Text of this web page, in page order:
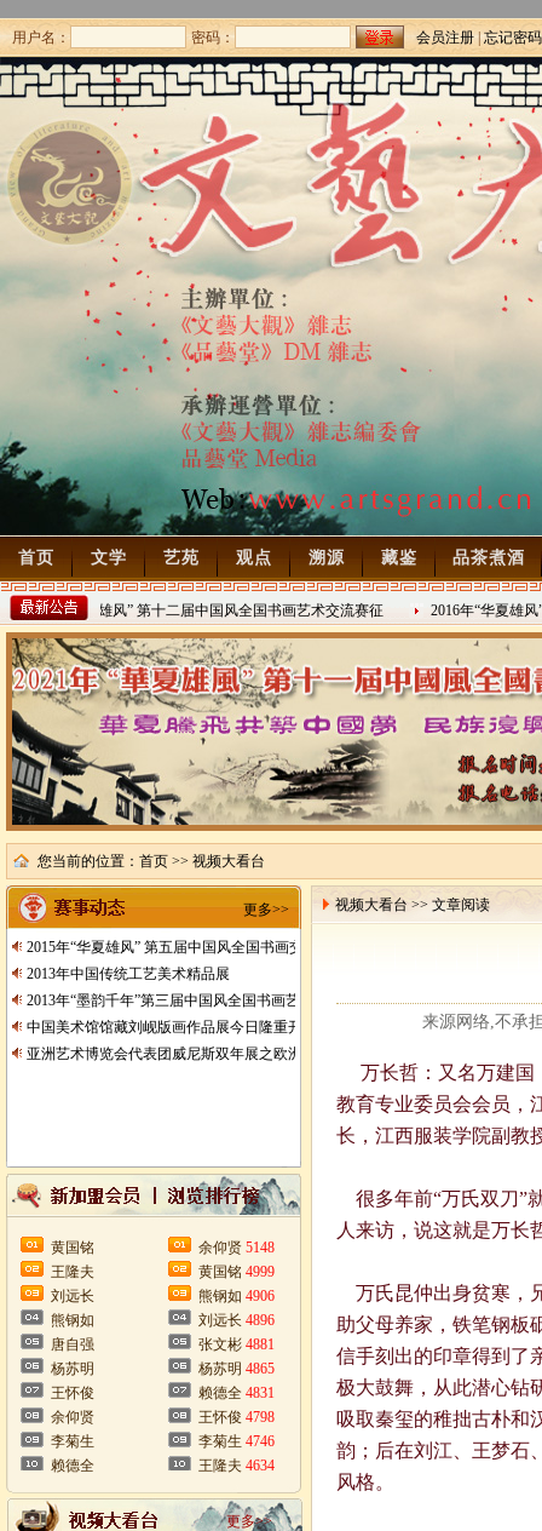
用户名： 密码： 会员注册|忘记密码
首页 文学 艺苑 观点 溯源 藏鉴 品茶煮酒
2022年“华夏雄风” 第十二届中国风全国书画艺术交流赛征
2021/8/15
2016年“华夏雄风”
2016/8/27
您当前的位置： 首页 >> 视频大看台
更多>>
2015年“华夏雄风” 第五届中国风全国书画交流赛暨纪念抗日战争胜利70周年书画
2013年中国传统工艺美术精品展
2013年“墨韵千年”第三届中国风全国书画艺术交流赛征稿
中国美术馆馆藏刘岘版画作品展今日隆重开展
亚洲艺术博览会代表团威尼斯双年展之欧洲行
黄国铭
王隆夫
刘远长
熊钢如
唐自强
杨苏明
王怀俊
余仰贤
李菊生
赖德全
余仰贤 5148
黄国铭 4999
熊钢如 4906
刘远长 4896
张文彬 4881
杨苏明 4865
赖德全 4831
王怀俊 4798
李菊生 4746
王隆夫 4634
更多>>
视频大看台 >> 文章阅读
来源网络,不承
万长哲：又名万建国
教育专业委员会会员，
长，江西服装学院副
很多年前“万氏双刀”
人来访，说这就是
万氏昆仲出身贫寒，
助父母养家，铁笔钢板
信手刻出的印章得到了
极大鼓舞，从此潜心钻
吸取秦玺的稚拙古朴和
韵；后在刘江、王梦石
风格。